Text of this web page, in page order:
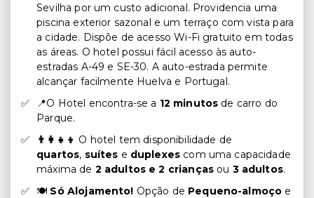
Sevilha por um custo adicional. Providencia uma
piscina exterior sazonal e um terraço com vista para
a cidade. Dispõe de acesso Wi-Fi gratuito em todas
as áreas. O hotel possui fácil acesso às auto-
estradas A-49 e SE-30. A auto-estrada permite
alcançar facilmente Huelva e Portugal.
📍O Hotel encontra-se a 12 minutos de carro do
Parque.
👨‍👩‍👧‍👦 O hotel tem disponibilidade de
quartos, suítes e duplexes com uma capacidade
máxima de 2 adultos e 2 crianças ou 3 adultos.
🍽️ Só Alojamento! Opção de Pequeno-almoço e